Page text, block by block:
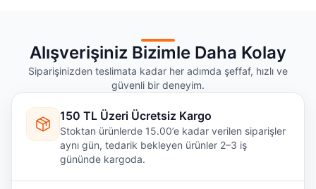
Alışverişiniz Bizimle Daha Kolay
Siparişinizden teslimata kadar her adımda şeffaf, hızlı ve
güvenli bir deneyim.
150 TL Üzeri Ücretsiz Kargo
Stoktan ürünlerde 15.00’e kadar verilen siparişler
aynı gün, tedarik bekleyen ürünler 2–3 iş
gününde kargoda.